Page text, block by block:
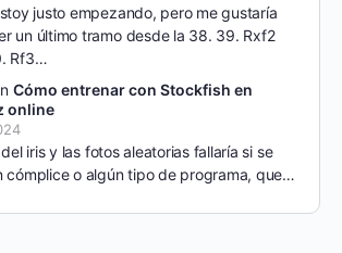
justo empezando, pero me gustaría
un último tramo desde la 38. 39. Rxf2
Rf3…
Cómo entrenar con Stockfish en
online
iris y las fotos aleatorias fallaría si se
cómplice o algún tipo de programa, que…